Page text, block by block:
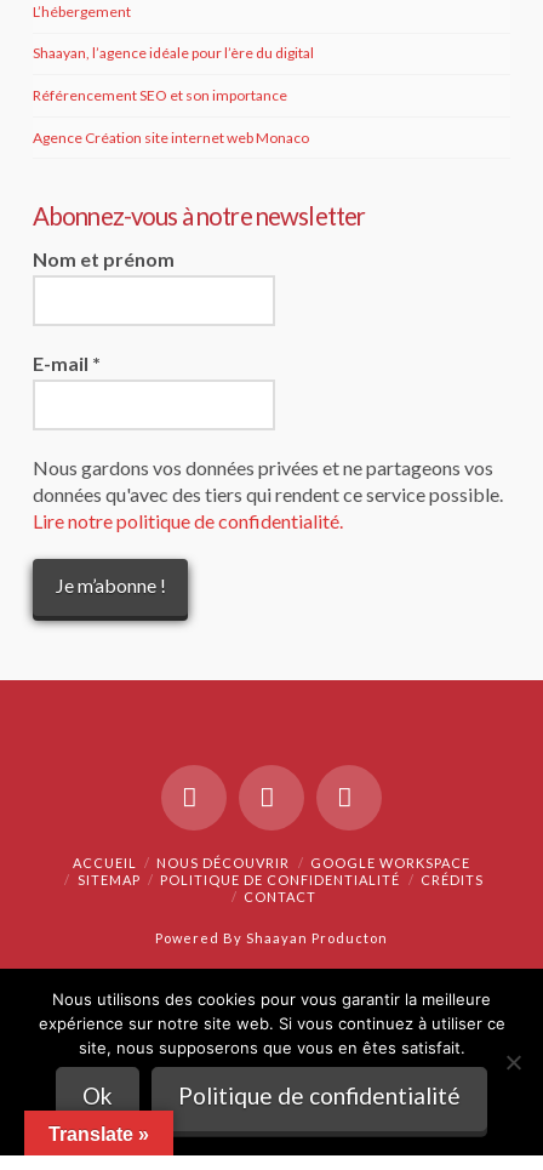
L’hébergement
Shaayan, l’agence idéale pour l’ère du digital
Référencement SEO et son importance
Agence Création site internet web Monaco
Abonnez-vous à notre newsletter
Nom et prénom
E-mail *
Nous gardons vos données privées et ne partageons vos
données qu'avec des tiers qui rendent ce service possible.
Lire notre politique de confidentialité.
Facebook
X Instagram
ACCUEIL NOUS DÉCOUVRIR
GOOGLE WORKSPACE
SITEMAP
POLITIQUE DE CONFIDENTIALITÉ
CRÉDITS
CONTACT
Powered By Shaayan Producton
Translate »
Nous utilisons des cookies pour vous garantir la meilleure
expérience sur notre site web. Si vous continuez à utiliser ce
site, nous supposerons que vous en êtes satisfait.
Ok Politique de confidentialité